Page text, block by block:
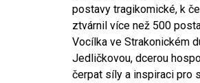
postavy tragikomické, k
ztvárnil více než 500
Vocílka ve Strakonickém
Jedličkovou, dcerou
čerpat síly a inspiraci pro